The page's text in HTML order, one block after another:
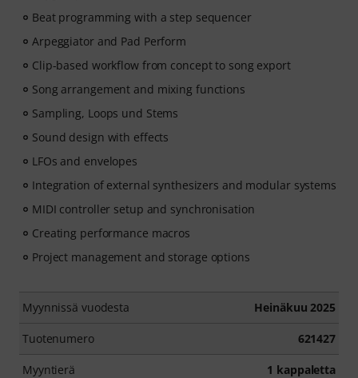
Beat programming with a step sequencer
Arpeggiator and Pad Perform
Clip-based workflow from concept to song export
Song arrangement and mixing functions
Sampling, Loops und Stems
Sound design with effects
LFOs and envelopes
Integration of external synthesizers and modular systems
MIDI controller setup and synchronisation
Creating performance macros
Project management and storage options
Myynnissä vuodesta Heinäkuu 2025
Tuotenumero 621427
Myyntierä 1 kappaletta